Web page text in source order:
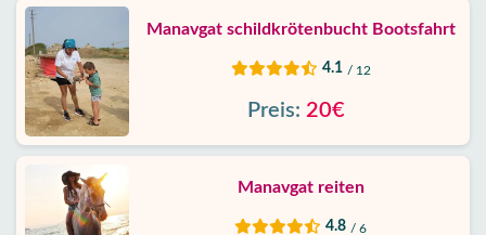
Manavgat schildkrötenbucht Bootsfahrt
4.1 / 12
Preis: 20€
Manavgat reiten
4.8 / 6